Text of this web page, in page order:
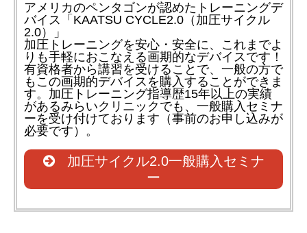
アメリカのペンタゴンが認めたトレーニングデ
バイス「KAATSU CYCLE2.0（加圧サイクル
2.0）」
加圧トレーニングを安心・安全に、これまでよ
りも手軽におこなえる画期的なデバイスです！
有資格者から講習を受けることで、一般の方で
もこの画期的デバイスを購入することができま
す。加圧トレーニング指導歴15年以上の実績
があるみらいクリニックでも、一般購入セミナ
ーを受け付けております（事前のお申し込みが
必要です）。
加圧サイクル2.0一般購入セミナ
ー